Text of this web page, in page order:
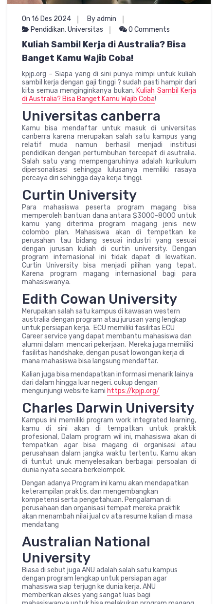
On 16 Des 2024
By admin
Pendidikan,Universitas 0 Comments
Kuliah Sambil Kerja di Australia? Bisa
Banget Kamu Wajib Coba!
kpjp.org – Siapa yang di sini punya mimpi untuk kuliah
sambil kerja dengan gaji tinggi ? sudah pasti hampir dari
kita semua menginginkanya bukan. Kuliah Sambil Kerja
di Australia? Bisa Banget Kamu Wajib Coba!
Universitas canberra
Kamu bisa mendaftar untuk masuk di universitas
canberra karena merupakan salah satu kampus yang
relatif muda namun berhasil menjadi institusi
pendidikan dengan pertumbuhan tercepat di asutralia.
Salah satu yang mempengaruhinya adalah kurikulum
dipersonalisasi sehingga lulusanya memiliki rasaya
percaya diri sehingga daya kerja tinggi.
Curtin University
Para mahasiswa peserta program magang bisa
memperoleh bantuan dana antara $3000-8000 untuk
kamu yang diterima program magang jenis new
colombo plan. Mahasiswa akan di tempetkan ke
perusahan tau bidang sesuai industri yang sesuai
dengan jurusan kuliah di curtin university. Dengan
program internasional ini tidak dapat di lewatkan.
Curtin University bisa menjadi pilihan yang tepat.
Karena program magang internasional bagi para
mahasiswanya.
Edith Cowan University
Merupakan salah satu kampus di kawasan western
australia dengan program atau jurusan yang lengkap
untuk persiapan kerja. ECU memiliki fasilitas ECU
Career service yang dapat membantu mahasiswa dan
alumni dalam mencari pekerjaan. Mereka juga memiliki
fasilitas handshake, dengan pusat lowongan kerja di
mana mahasiswa bisa langsung mendaftar.
Kalian juga bisa mendapatkan informasi menarik lainya
dari dalam hingga luar negeri, cukup dengan
mengunjungi website kami https://kpjp.org/
Charles Darwin University
Kampus ini memiliki program work integrated learning,
kamu di sini akan di tempatkan untuk praktik
profesional, Dalam program wil ini, mahasiswa akan di
tempatkan agar bisa magang di organisasi atau
perusahaan dalam jangka waktu tertentu. Kamu akan
di tuntut unuk menyelesaikan berbagai persoalan di
dunia nyata secara berkelompok.
Dengan adanya Program ini kamu akan mendapatkan
keterampilan praktis, dan mengembangkan
kompetensi serta pengetahuan. Pengalaman di
perusahaan dan organisasi tempat mereka praktik
akan menambah nilai jual cv ata resume kalian di masa
mendatang
Australian National
University
Biasa di sebut juga ANU adalah salah satu kampus
dengan program lengkap untuk persiapan agar
mahasiswa siap terjugn ke dunia kerja. ANU
memberikan akses yang sangat luas bagi